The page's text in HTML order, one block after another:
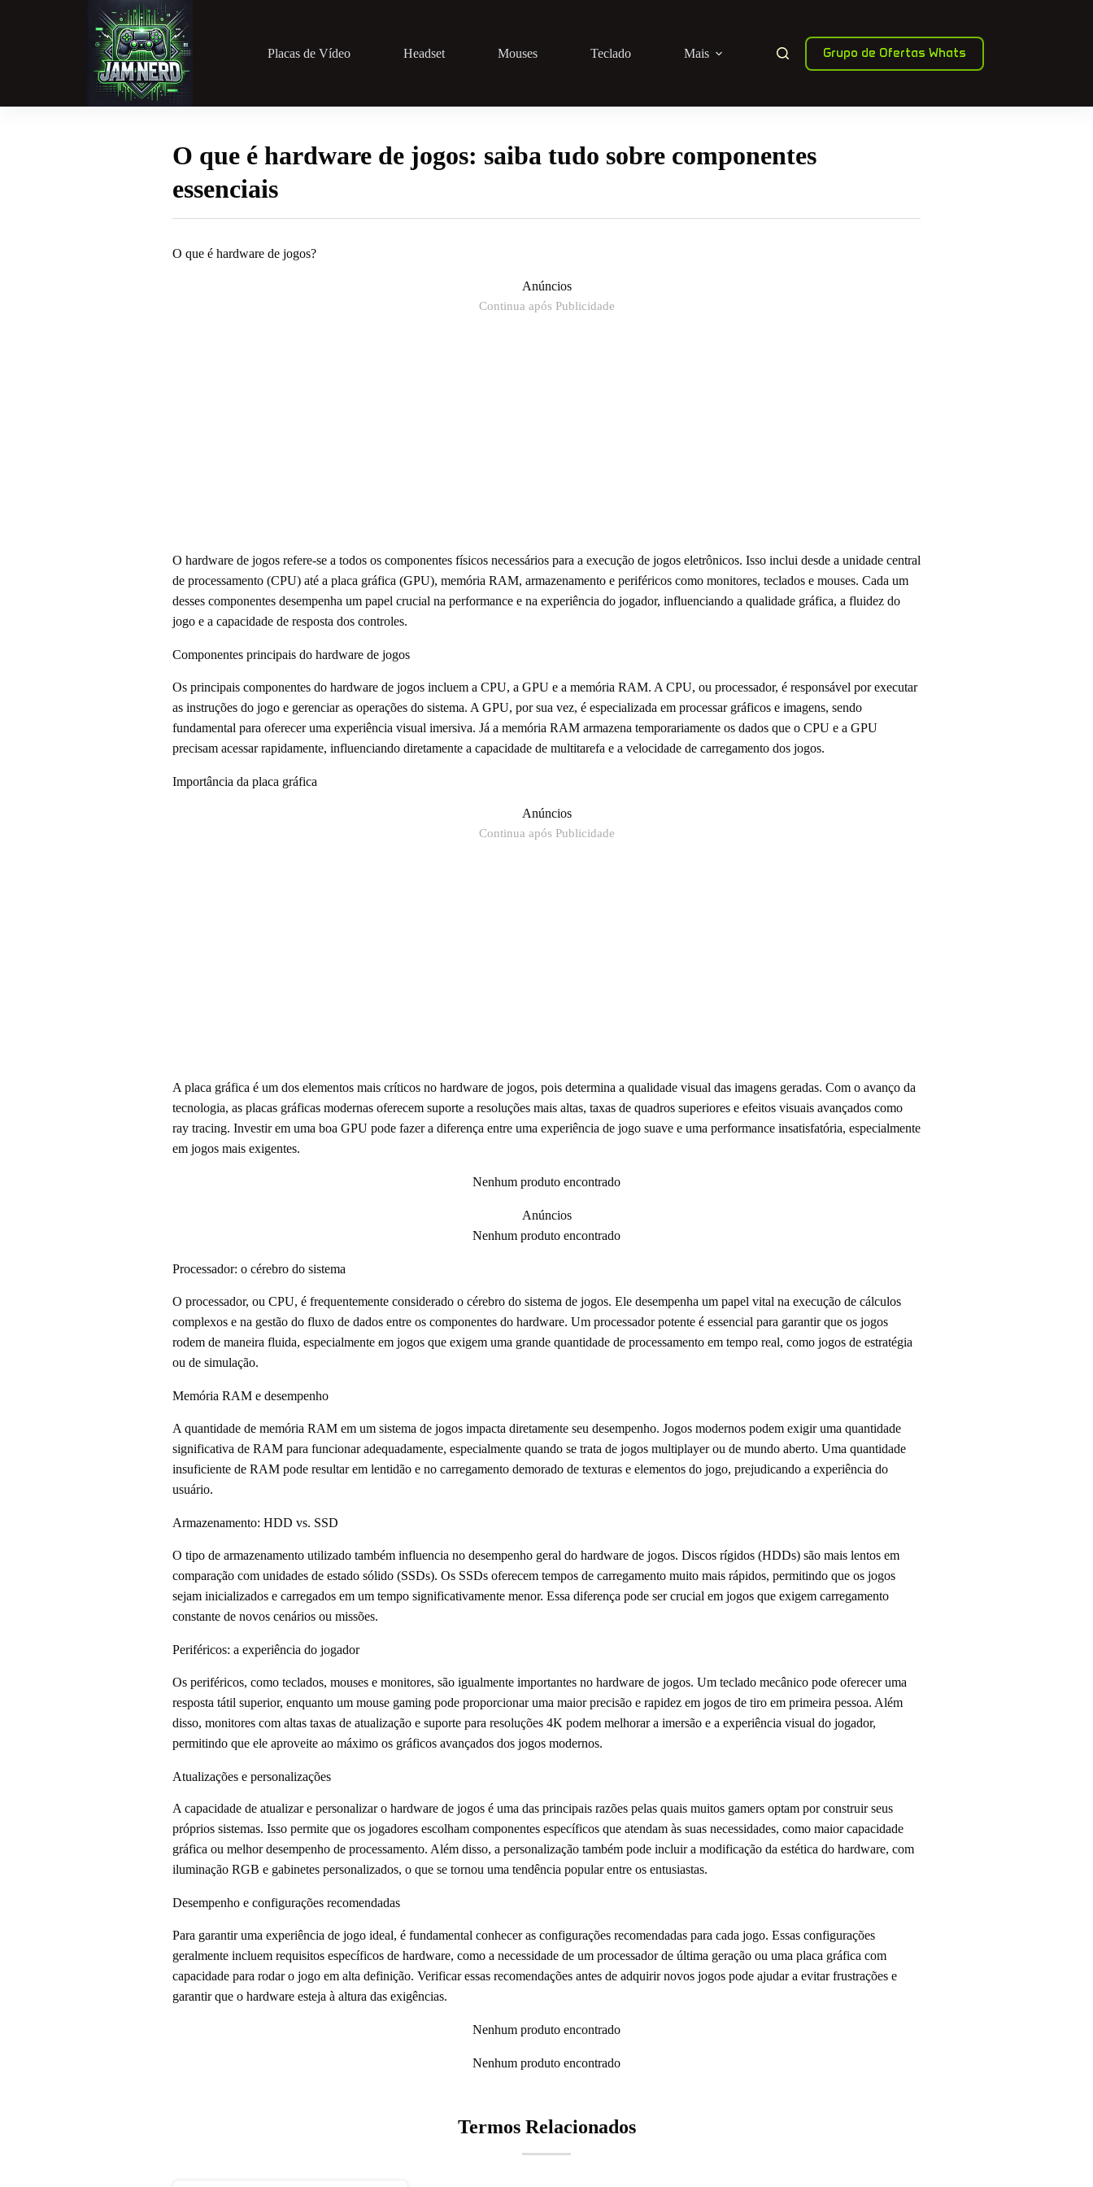
Placas de Vídeo Headset Mouses Teclado Mais Grupo de Ofertas Whats
O que é hardware de jogos: saiba tudo sobre componentes
essenciais
O que é hardware de jogos?
Anúncios
Continua após Publicidade
O hardware de jogos refere-se a todos os componentes físicos necessários para a execução de jogos eletrônicos. Isso inclui desde a unidade central
de processamento (CPU) até a placa gráfica (GPU), memória RAM, armazenamento e periféricos como monitores, teclados e mouses. Cada um
desses componentes desempenha um papel crucial na performance e na experiência do jogador, influenciando a qualidade gráfica, a fluidez do
jogo e a capacidade de resposta dos controles.
Componentes principais do hardware de jogos
Os principais componentes do hardware de jogos incluem a CPU, a GPU e a memória RAM. A CPU, ou processador, é responsável por executar
as instruções do jogo e gerenciar as operações do sistema. A GPU, por sua vez, é especializada em processar gráficos e imagens, sendo
fundamental para oferecer uma experiência visual imersiva. Já a memória RAM armazena temporariamente os dados que o CPU e a GPU
precisam acessar rapidamente, influenciando diretamente a capacidade de multitarefa e a velocidade de carregamento dos jogos.
Importância da placa gráfica
Anúncios
Continua após Publicidade
A placa gráfica é um dos elementos mais críticos no hardware de jogos, pois determina a qualidade visual das imagens geradas. Com o avanço da
tecnologia, as placas gráficas modernas oferecem suporte a resoluções mais altas, taxas de quadros superiores e efeitos visuais avançados como
ray tracing. Investir em uma boa GPU pode fazer a diferença entre uma experiência de jogo suave e uma performance insatisfatória, especialmente
em jogos mais exigentes.
Nenhum produto encontrado
Anúncios
Nenhum produto encontrado
Processador: o cérebro do sistema
O processador, ou CPU, é frequentemente considerado o cérebro do sistema de jogos. Ele desempenha um papel vital na execução de cálculos
complexos e na gestão do fluxo de dados entre os componentes do hardware. Um processador potente é essencial para garantir que os jogos
rodem de maneira fluida, especialmente em jogos que exigem uma grande quantidade de processamento em tempo real, como jogos de estratégia
ou de simulação.
Memória RAM e desempenho
A quantidade de memória RAM em um sistema de jogos impacta diretamente seu desempenho. Jogos modernos podem exigir uma quantidade
significativa de RAM para funcionar adequadamente, especialmente quando se trata de jogos multiplayer ou de mundo aberto. Uma quantidade
insuficiente de RAM pode resultar em lentidão e no carregamento demorado de texturas e elementos do jogo, prejudicando a experiência do
usuário.
Armazenamento: HDD vs. SSD
O tipo de armazenamento utilizado também influencia no desempenho geral do hardware de jogos. Discos rígidos (HDDs) são mais lentos em
comparação com unidades de estado sólido (SSDs). Os SSDs oferecem tempos de carregamento muito mais rápidos, permitindo que os jogos
sejam inicializados e carregados em um tempo significativamente menor. Essa diferença pode ser crucial em jogos que exigem carregamento
constante de novos cenários ou missões.
Periféricos: a experiência do jogador
Os periféricos, como teclados, mouses e monitores, são igualmente importantes no hardware de jogos. Um teclado mecânico pode oferecer uma
resposta tátil superior, enquanto um mouse gaming pode proporcionar uma maior precisão e rapidez em jogos de tiro em primeira pessoa. Além
disso, monitores com altas taxas de atualização e suporte para resoluções 4K podem melhorar a imersão e a experiência visual do jogador,
permitindo que ele aproveite ao máximo os gráficos avançados dos jogos modernos.
Atualizações e personalizações
A capacidade de atualizar e personalizar o hardware de jogos é uma das principais razões pelas quais muitos gamers optam por construir seus
próprios sistemas. Isso permite que os jogadores escolham componentes específicos que atendam às suas necessidades, como maior capacidade
gráfica ou melhor desempenho de processamento. Além disso, a personalização também pode incluir a modificação da estética do hardware, com
iluminação RGB e gabinetes personalizados, o que se tornou uma tendência popular entre os entusiastas.
Desempenho e configurações recomendadas
Para garantir uma experiência de jogo ideal, é fundamental conhecer as configurações recomendadas para cada jogo. Essas configurações
geralmente incluem requisitos específicos de hardware, como a necessidade de um processador de última geração ou uma placa gráfica com
capacidade para rodar o jogo em alta definição. Verificar essas recomendações antes de adquirir novos jogos pode ajudar a evitar frustrações e
garantir que o hardware esteja à altura das exigências.
Nenhum produto encontrado
Nenhum produto encontrado
Termos Relacionados